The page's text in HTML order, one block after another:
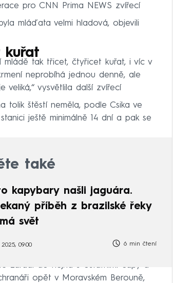
pro CNN Prima NEWS zvířecí
mláďata velmi hladová, objevili
kuřat
mládě tak třicet, čtyřicet kuřat, i víc v
neprobíhá jednou denně, ale
vysvětlila další zvířecí
tolik štěstí neměla, podle Csika ve
ještě minimálně 14 dní a pak se
také
kapybary našli jaguára.
příběh z brazilské řeky
svět
2025, 09:00 6 min čtení
zařadí do hejna s ostatními čápy a
opět v Moravském Berouně,